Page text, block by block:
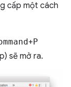
cấp một cách
+P
sẽ mở ra.